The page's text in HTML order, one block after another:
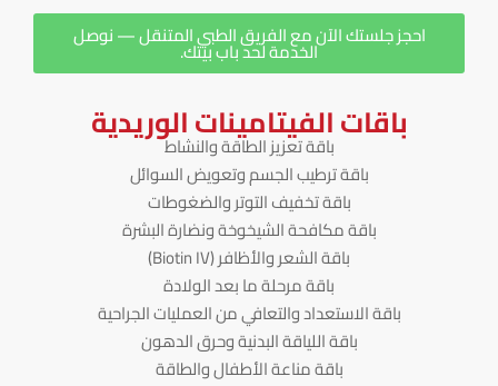
احجز جلستك الآن مع الفريق الطبي المتنقل — نوصل
الخدمة لحد باب بيتك.
باقات الفيتامينات الوريدية
باقة تعزيز الطاقة والنشاط
باقة ترطيب الجسم وتعويض السوائل
باقة تخفيف التوتر والضغوطات
باقة مكافحة الشيخوخة ونضارة البشرة
باقة الشعر والأظافر (Biotin IV)
باقة مرحلة ما بعد الولادة
باقة الاستعداد والتعافي من العمليات الجراحية
باقة اللياقة البدنية وحرق الدهون
باقة مناعة الأطفال والطاقة